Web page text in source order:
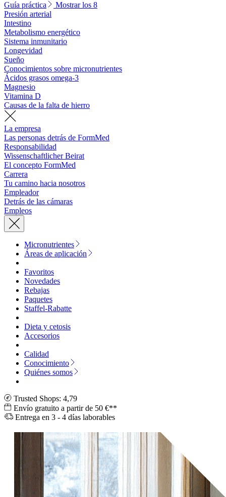
Guía práctica
Mostrar los 8
Presión arterial
Intestino
Metabolismo energético
Sistema inmunitario
Longevidad
Sueño
Conocimientos sobre micronutrientes
Ácidos grasos omega-3
Magnesio
Vitamina D
Causas de la falta de hierro
La empresa
Las personas detrás de FormMed
Responsabilidad
Wissenschaftlicher Beirat
El concepto FormMed
Carrera
Tu camino hacia nosotros
Empleador
Detrás de las cámaras
Empleos
Micronutrientes
Áreas de aplicación
Favoritos
Novedades
Rebajas
Paquetes
Staffel-Rabatte
Dieta y cetosis
Accesorios
Calidad
Conocimiento
Quiénes somos
Trusted Shops: 4,79
Envío gratuito a partir de 50 €**
Entrega en 3 - 4 días laborables